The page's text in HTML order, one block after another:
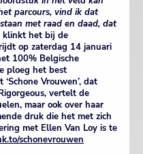
parcours, vind ik dat
met raad en daad, dat
klinkt het bij de
op zaterdag 14 januari
100% Belgische
ploeg het best
Vrouwen’, dat
vertelt de
maar ook over haar
druk die het met zich
met Ellen Van Loy is te
schonevrouwen